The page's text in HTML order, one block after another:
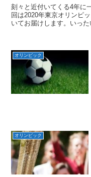
刻々と近付いてくる4年に
回は2020年東京オリンピ
いてお届けします。いっ
オリンピック
オリンピック